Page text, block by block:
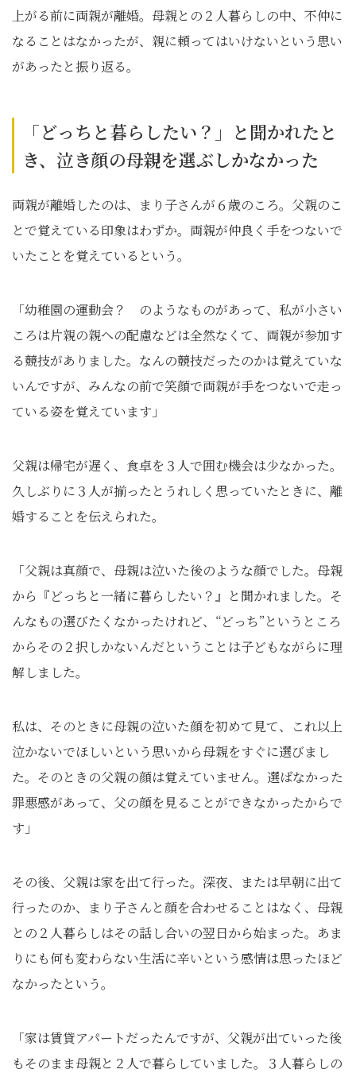
上がる前に両親が離婚。母親との２人暮らしの中、不仲に
なることはなかったが、親に頼ってはいけないという思い
があったと振り返る。
「どっちと暮らしたい？」と聞かれたと
き、泣き顔の母親を選ぶしかなかった
両親が離婚したのは、まり子さんが６歳のころ。父親のこ
とで覚えている印象はわずか。両親が仲良く手をつないで
いたことを覚えているという。
「幼稚園の運動会？ のようなものがあって、私が小さい
ころは片親の親への配慮などは全然なくて、両親が参加す
る競技がありました。なんの競技だったのかは覚えていな
いんですが、みんなの前で笑顔で両親が手をつないで走っ
ている姿を覚えています」
父親は帰宅が遅く、食卓を３人で囲む機会は少なかった。
久しぶりに３人が揃ったとうれしく思っていたときに、離
婚することを伝えられた。
「父親は真顔で、母親は泣いた後のような顔でした。母親
から『どっちと一緒に暮らしたい？』と聞かれました。そ
んなもの選びたくなかったけれど、“どっち”というところ
からその２択しかないんだということは子どもながらに理
解しました。
私は、そのときに母親の泣いた顔を初めて見て、これ以上
泣かないでほしいという思いから母親をすぐに選びまし
た。そのときの父親の顔は覚えていません。選ばなかった
罪悪感があって、父の顔を見ることができなかったからで
す」
その後、父親は家を出て行った。深夜、または早朝に出て
行ったのか、まり子さんと顔を合わせることはなく、母親
との２人暮らしはその話し合いの翌日から始まった。あま
りにも何も変わらない生活に辛いという感情は思ったほど
なかったという。
「家は賃貸アパートだったんですが、父親が出ていった後
もそのまま母親と２人で暮らしていました。３人暮らしの